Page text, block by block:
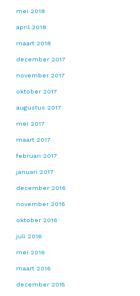
mei 2018
april 2018
maart 2018
december 2017
november 2017
oktober 2017
augustus 2017
mei 2017
maart 2017
februari 2017
januari 2017
december 2016
november 2016
oktober 2016
juli 2016
mei 2016
maart 2016
december 2015